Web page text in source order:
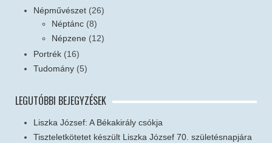
Népművészet (26)
Néptánc (8)
Népzene (12)
Portrék (16)
Tudomány (5)
LEGUTÓBBI BEJEGYZÉSEK
Liszka József: A Békakirály csókja
Tiszteletkötetet készült Liszka József 70. születésnapjára